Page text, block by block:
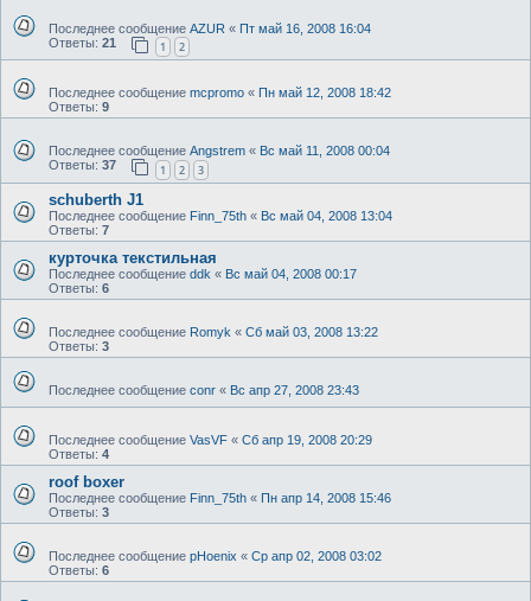
Последнее сообщение AZUR « Пт май 16, 2008 16:04
Ответы: 21 1 2
Последнее сообщение mcpromo « Пн май 12, 2008 18:42
Ответы: 9
Последнее сообщение Angstrem « Вс май 11, 2008 00:04
Ответы: 37 1 2 3
schuberth J1
Последнее сообщение Finn_75th « Вс май 04, 2008 13:04
Ответы: 7
курточка текстильная
Последнее сообщение ddk « Вс май 04, 2008 00:17
Ответы: 6
Последнее сообщение Romyk « Сб май 03, 2008 13:22
Ответы: 3
Последнее сообщение conr « Вс апр 27, 2008 23:43
Последнее сообщение VasVF « Сб апр 19, 2008 20:29
Ответы: 4
roof boxer
Последнее сообщение Finn_75th « Пн апр 14, 2008 15:46
Ответы: 3
Последнее сообщение pHoenix « Ср апр 02, 2008 03:02
Ответы: 6